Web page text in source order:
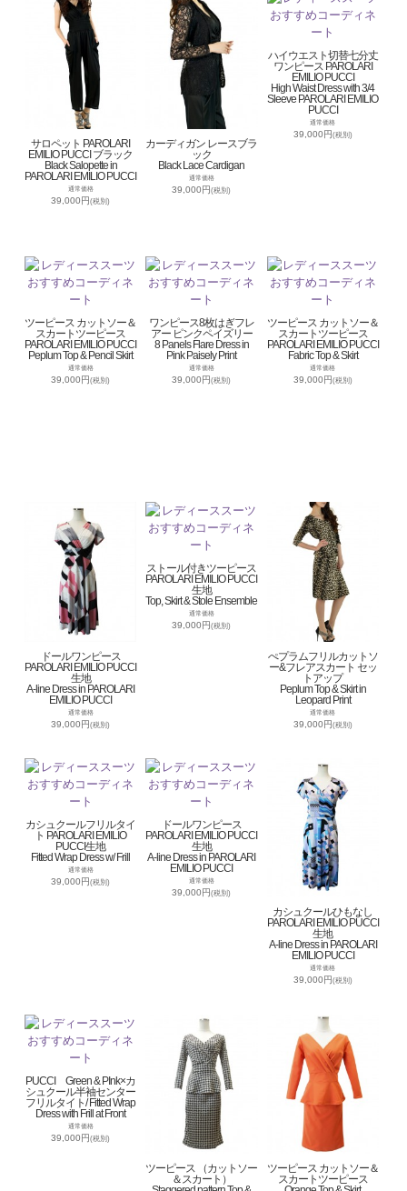
サロペット PAROLARI
EMILIO PUCCI ブラック
Black Salopette in
PAROLARI EMILIO PUCCI
通常価格
39,000円(税別)
カーディガン レースブラ
ック
Black Lace Cardigan
通常価格
39,000円(税別)
ハイウエスト切替七分丈
ワンピース PAROLARI
EMILIO PUCCI
High Waist Dress with 3/4
Sleeve PAROLARI EMILIO
PUCCI
通常価格
39,000円(税別)
ツーピース カットソー＆
スカートツーピース
PAROLARI EMILIO PUCCI
Peplum Top & Pencil Skirt
通常価格
39,000円(税別)
ワンピース8枚はぎフレ
アー ピンクペイズリー
8 Panels Flare Dress in
Pink Paisely Print
通常価格
39,000円(税別)
ツーピース カットソー＆
スカートツーピース
PAROLARI EMILIO PUCCI
Fabric Top & Skirt
通常価格
39,000円(税別)
ドールワンピース
PAROLARI EMILIO PUCCI
生地
A-line Dress in PAROLARI
EMILIO PUCCI
通常価格
39,000円(税別)
ストール付きツーピース
PAROLARI EMILIO PUCCI
生地
Top, Skirt & Stole Ensemble
通常価格
39,000円(税別)
ぺプラムフリルカットソ
ー&フレアスカート セッ
トアップ
Peplum Top & Skirt in
Leopard Print
通常価格
39,000円(税別)
カシュクールフリルタイ
ト PAROLARI EMILIO
PUCCI生地
Fitted Wrap Dress w/ Frill
通常価格
39,000円(税別)
ドールワンピース
PAROLARI EMILIO PUCCI
生地
A-line Dress in PAROLARI
EMILIO PUCCI
通常価格
39,000円(税別)
カシュクールひもなし
PAROLARI EMILIO PUCCI
生地
A-line Dress in PAROLARI
EMILIO PUCCI
通常価格
39,000円(税別)
PUCCI Green & PInk×カ
シュクール半袖センター
フリルタイト/ Fitted Wrap
Dress with Frill at Front
通常価格
39,000円(税別)
ツーピース （カットソー
＆スカート）
ツーピース カットソー＆
スカートツーピース